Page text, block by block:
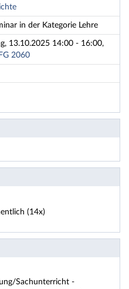
in der Kategorie Lehre
13.10.2025 14:00 - 16:00,
2060
(14x)
Sachunterricht -